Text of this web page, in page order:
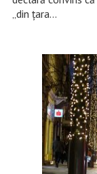
„din ţara…